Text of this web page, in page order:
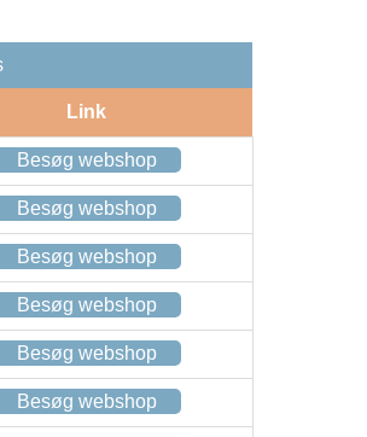
Link
Besøg webshop
Besøg webshop
Besøg webshop
Besøg webshop
Besøg webshop
Besøg webshop